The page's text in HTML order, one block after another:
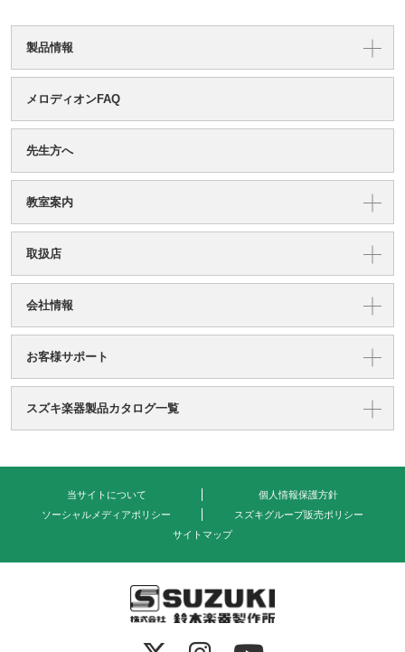
製品情報
メロディオンFAQ
先生方へ
教室案内
取扱店
会社情報
お客様サポート
スズキ楽器製品カタログ一覧
当サイトについて
個人情報保護方針
ソーシャルメディアポリシー
スズキグループ販売ポリシー
サイトマップ